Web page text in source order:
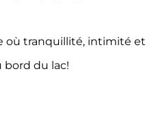
où tranquillité, intimité et
bord du lac!